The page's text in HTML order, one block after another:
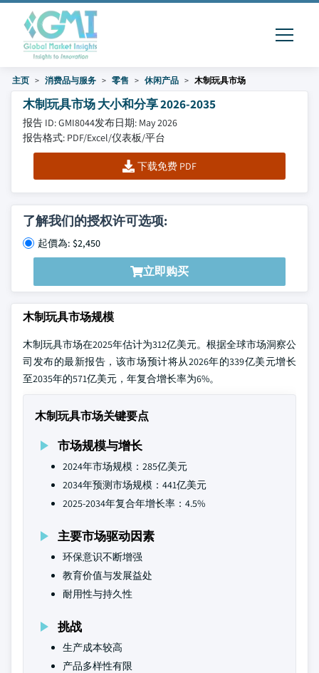
主页 消费品与服务 零售 休闲产品 木制玩具市场
木制玩具市场 大小和分享 2026-2035
报告 ID: GMI8044发布日期: May 2026
报告格式: PDF/Excel/仪表板/平台
下载免费 PDF
了解我们的授权许可选项:
起價為: $2,450
立即购买
木制玩具市场规模
木制玩具市场在2025年估计为312亿美元。根据全球市场洞察公
司发布的最新报告，该市场预计将从2026年的339亿美元增长
至2035年的571亿美元，年复合增长率为6%。
木制玩具市场关键要点
市场规模与增长
2024年市场规模：285亿美元
2034年预测市场规模：441亿美元
2025-2034年复合年增长率：4.5%
主要市场驱动因素
环保意识不断增强
教育价值与发展益处
耐用性与持久性
挑战
生产成本较高
产品多样性有限